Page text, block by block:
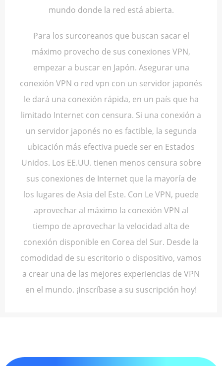
mundo donde la red está abierta.
Para los surcoreanos que buscan sacar el
máximo provecho de sus conexiones VPN,
empezar a buscar en Japón. Asegurar una
conexión VPN o red vpn con un servidor japonés
le dará una conexión rápida, en un país que ha
limitado Internet con censura. Si una conexión a
un servidor japonés no es factible, la segunda
ubicación más efectiva puede ser en Estados
Unidos. Los EE.UU. tienen menos censura sobre
sus conexiones de Internet que la mayoría de
los lugares de Asia del Este. Con Le VPN, puede
aprovechar al máximo la conexión VPN al
tiempo de aprovechar la velocidad alta de
conexión disponible en Corea del Sur. Desde la
comodidad de su escritorio o dispositivo, vamos
a crear una de las mejores experiencias de VPN
en el mundo. ¡Inscríbase a su suscripción hoy!